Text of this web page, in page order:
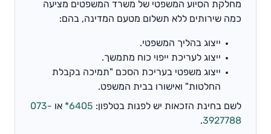
מחלקת הסיוע המשפטי של משרד המשפטים מציעה
כמה שירותים ללא תשלום מטעם המדינה, בהם:
ייצוג בהליך המשפטי.
ייצוג לעריכת ייפוי כוח מתמשך.
ייצוג משפטי בעריכת הסכם "תמיכה בקבלת
החלטות" ואישורו בבית המשפט.
לשם בחינת הזכאות יש לפנות בטלפון: 6405* או 073-
3927788
.